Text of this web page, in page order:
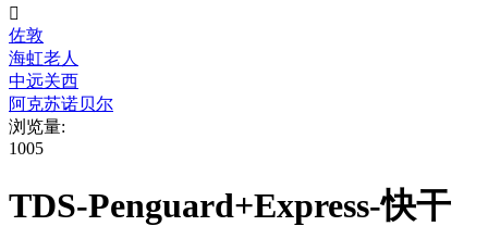

佐敦
海虹老人
中远关西
阿克苏诺贝尔
浏览量:
1005
TDS-Penguard+Express-快干